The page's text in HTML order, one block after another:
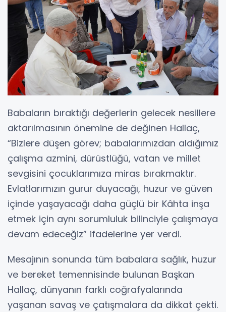
Babaların bıraktığı değerlerin gelecek nesillere
aktarılmasının önemine de değinen Hallaç,
“Bizlere düşen görev; babalarımızdan aldığımız
çalışma azmini, dürüstlüğü, vatan ve millet
sevgisini çocuklarımıza miras bırakmaktır.
Evlatlarımızın gurur duyacağı, huzur ve güven
içinde yaşayacağı daha güçlü bir Kâhta inşa
etmek için aynı sorumluluk bilinciyle çalışmaya
devam edeceğiz” ifadelerine yer verdi.
Mesajının sonunda tüm babalara sağlık, huzur
ve bereket temennisinde bulunan Başkan
Hallaç, dünyanın farklı coğrafyalarında
yaşanan savaş ve çatışmalara da dikkat çekti.